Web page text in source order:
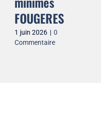
FOUGERES
1 juin 2026 | 0
Commentaire